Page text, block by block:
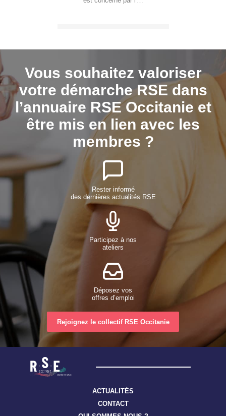
Vous souhaitez valoriser
votre démarche RSE dans
l’annuaire RSE Occitanie et
être mis en lien avec les
membres ?
Rester informé
des dernières actualités RSE
Participez à nos
ateliers
Déposez vos
offres d’emploi
Rejoignez le collectif RSE Occitanie
ACTUALITÉS
CONTACT